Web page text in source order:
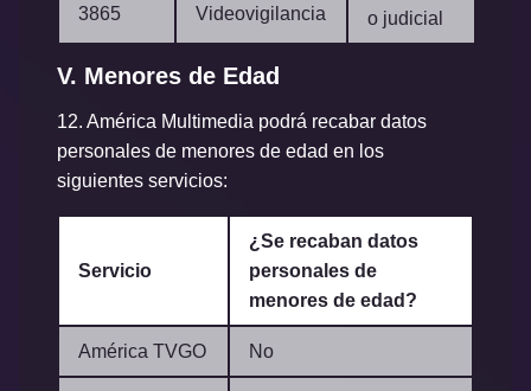
o judicial
3865 Videovigilancia
V. Menores de Edad
12. América Multimedia podrá recabar datos
personales de menores de edad en los
siguientes servicios:
Servicio
¿Se recaban datos
personales de
menores de edad?
América TVGO No